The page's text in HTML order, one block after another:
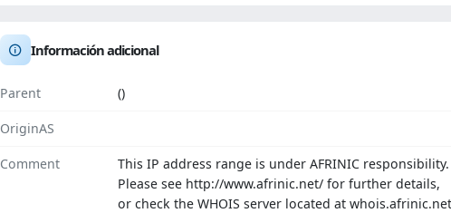
Información adicional
Parent ()
OriginAS
Comment
This IP address range is under AFRINIC responsibility.
Please see http://www.afrinic.net/ for further details,
or check the WHOIS server located at